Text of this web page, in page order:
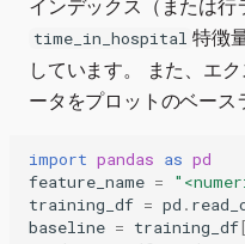
インデックス（または
time_in_hospital 特徴
しています。 また、エ
ータをプロットのベース
import pandas as pd
feature_name =
training_df = pd .
baseline = training_df[